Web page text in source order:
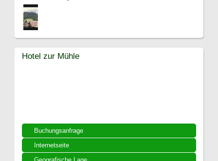
Buchungsanfrage
Internetseite
Hotel zur Mühle